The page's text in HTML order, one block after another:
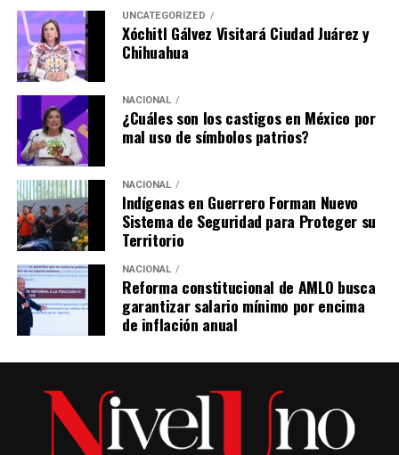
UNCATEGORIZED
Xóchitl Gálvez Visitará Ciudad Juárez y
Chihuahua
NACIONAL
¿Cuáles son los castigos en México por
mal uso de símbolos patrios?
NACIONAL
Indígenas en Guerrero Forman Nuevo
Sistema de Seguridad para Proteger su
Territorio
NACIONAL
Reforma constitucional de AMLO busca
garantizar salario mínimo por encima
de inflación anual